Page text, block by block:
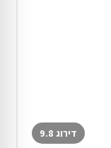
דירוג 9.8